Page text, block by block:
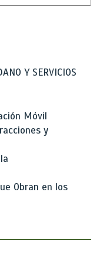
Y SERVICIOS
Móvil
y
Obran en los